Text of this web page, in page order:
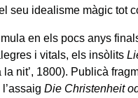
seu idealisme màgic tot
en els pocs anys
i vitals, els insòlits
la nit’, 1800). Publicà
l’assaigDie Christenheit